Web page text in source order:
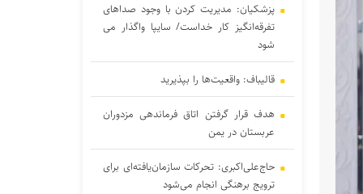
پزشکیان: مدیریت کردن با وجود صداهای
تفرقه‌انگیز کار خداست/ سایپا واگذار می
شود
قالیباف: واقعیت‌ها را بپذیرید
هدف قرار گرفتن اتاق‌ فرماندهی مزدوران
عربستان در یمن
حاج‌علی‌اکبری: تحرکات سازمان‌یافته‌ای برای
ترویج برهنگی انجام می‌شود